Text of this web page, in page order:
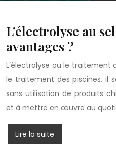
L’électrolyse au
avantages ?
L’électrolyse ou le
le traitement des piscines, il
sans utilisation de produits
et à mettre en œuvre au
Lire la suite